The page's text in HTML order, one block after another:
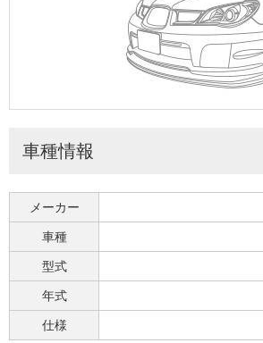
車種情報
メーカー
車種
型式
年式
仕様